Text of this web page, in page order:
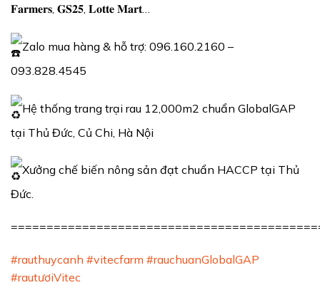
𝐅𝐚𝐫𝐦𝐞𝐫𝐬, 𝐆𝐒𝟐𝟓, 𝐋𝐨𝐭𝐭𝐞 𝐌𝐚𝐫𝐭…
Zalo mua hàng & hỗ trợ: 096.160.2160 –
093.828.4545
Hệ thống trang trại rau 12,000m2 chuẩn GlobalGAP
tại Thủ Đức, Củ Chi, Hà Nội
Xưởng chế biến nông sản đạt chuẩn HACCP tại Thủ
Đức.
#rauthuycanh #vitecfarm #rauchuanGlobalGAP
#rautươiVitec